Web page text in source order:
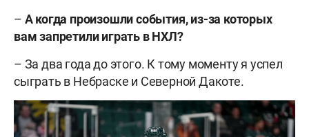
– А когда произошли события, из-за которых
вам запретили играть в НХЛ?
– За два года до этого. К тому моменту я успел
сыграть в Небраске и Северной Дакоте.